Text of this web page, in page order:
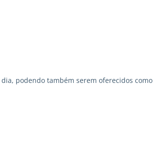
podendo também serem oferecidos como